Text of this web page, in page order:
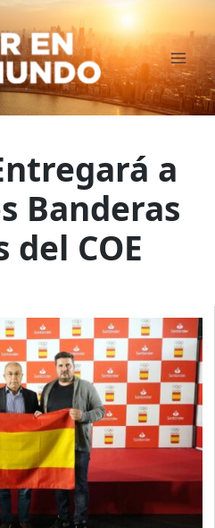
a
Banderas
del COE